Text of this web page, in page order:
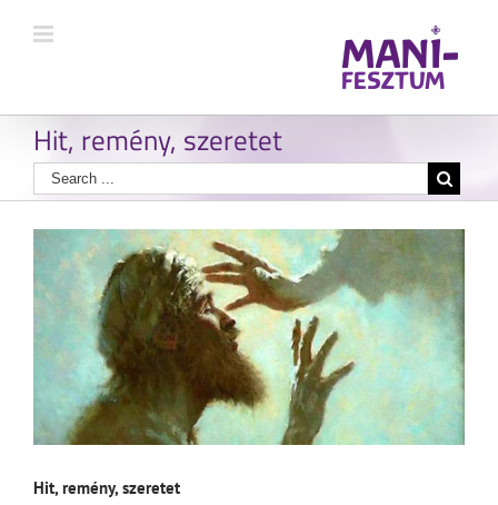
Hit, remény, szeretet
Hit, remény, szeretet